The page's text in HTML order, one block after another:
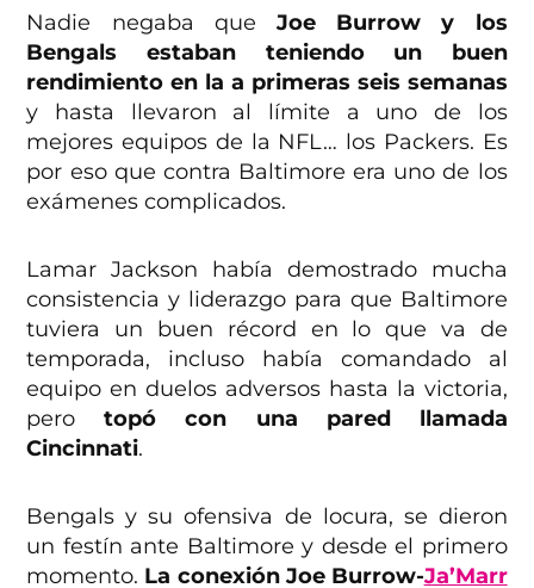
Nadie negaba que Joe Burrow y los
Bengals estaban teniendo un buen
rendimiento en la a primeras seis semanas
y hasta llevaron al límite a uno de los
mejores equipos de la NFL… los Packers. Es
por eso que contra Baltimore era uno de los
exámenes complicados.
Lamar Jackson había demostrado mucha
consistencia y liderazgo para que Baltimore
tuviera un buen récord en lo que va de
temporada, incluso había comandado al
equipo en duelos adversos hasta la victoria,
perotopó con una pared llamada
Cincinnati.
Bengals y su ofensiva de locura, se dieron
un festín ante Baltimore y desde el primero
momento. La conexión Joe Burrow-Ja’Marr